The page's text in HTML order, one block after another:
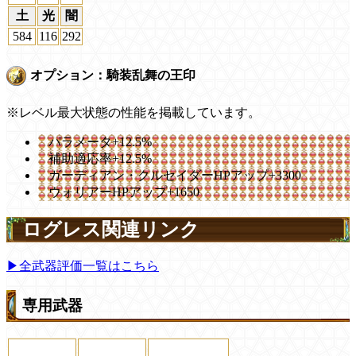
土
光
闇
584
116 292
オプション：騎装乱舞の王印
※レベル最大状態の性能を掲載しています。
パラメータ+12.5%
補助適応率+12.5%
ガーディアン・クルセイダーHPアップ+3300
ウォリアーHPアップ+1650
ログレス関連リンク
▶全武器評価一覧はこちら
専用武器